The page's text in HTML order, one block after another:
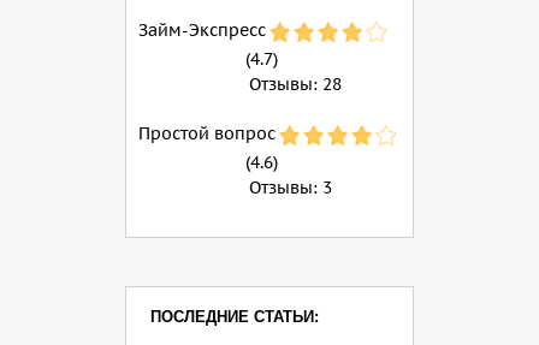
Займ-Экспресс
(4.7)
Отзывы: 28
Простой вопрос
(4.6)
Отзывы: 3
ПОСЛЕДНИЕ СТАТЬИ: